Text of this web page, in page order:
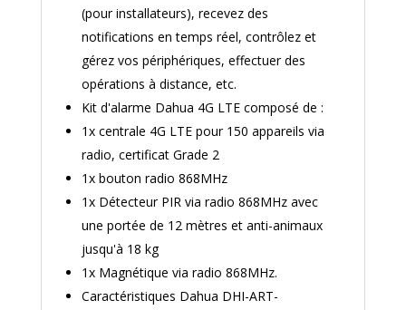
(pour installateurs), recevez des
notifications en temps réel, contrôlez et
gérez vos périphériques, effectuer des
opérations à distance, etc.
Kit d'alarme Dahua 4G LTE composé de :
1x centrale 4G LTE pour 150 appareils via
radio, certificat Grade 2
1x bouton radio 868MHz
1x Détecteur PIR via radio 868MHz avec
une portée de 12 mètres et anti-animaux
jusqu'à 18 kg
1x Magnétique via radio 868MHz.
Caractéristiques Dahua DHI-ART-